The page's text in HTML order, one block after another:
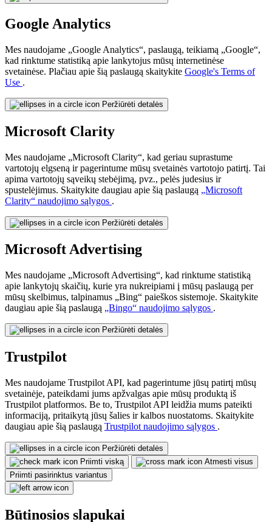
Google Analytics
Mes naudojame „Google Analytics“, paslaugą, teikiamą „Google“,
kad rinktume statistiką apie lankytojus mūsų internetinėse
svetainėse. Plačiau apie šią paslaugą skaitykite Google's Terms of
Use .
Peržiūrėti detalės
Microsoft Clarity
Mes naudojame „Microsoft Clarity“, kad geriau suprastume
vartotojų elgseną ir pagerintume mūsų svetainės vartotojo patirtį. Tai
apima vartotojų sąveikų stebėjimą, pvz., pelės judesius ir
spustelėjimus. Skaitykite daugiau apie šią paslaugą „Microsoft
Clarity“ naudojimo sąlygos .
Peržiūrėti detalės
Microsoft Advertising
Mes naudojame „Microsoft Advertising“, kad rinktume statistiką
apie lankytojų skaičių, kurie yra nukreipiami į mūsų paslaugą per
mūsų skelbimus, talpinamus „Bing“ paieškos sistemoje. Skaitykite
daugiau apie šią paslaugą „Bingo“ naudojimo sąlygos .
Peržiūrėti detalės
Trustpilot
Mes naudojame Trustpilot API, kad pagerintume jūsų patirtį mūsų
svetainėje, pateikdami jums apžvalgas apie mūsų produktą iš
Trustpilot platformos. Be to, Trustpilot API leidžia mums pateikti
informaciją, pritaikytą jūsų šalies ir kalbos nuostatoms. Skaitykite
daugiau apie šią paslaugą Trustpilot naudojimo sąlygos .
Peržiūrėti detalės
Priimti viską
Atmesti visus
Priimti pasirinktus variantus
Būtinosios slapukai